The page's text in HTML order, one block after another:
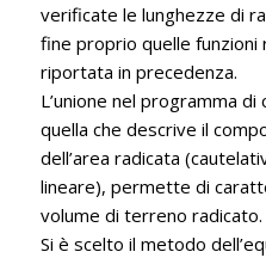
verificate le lunghezze di
fine proprio quelle funzioni
riportata in precedenza.
L’unione nel programma
quella che descrive il
dell’area radicata
lineare), permette di
volume di terreno radicato.
Si è scelto il metodo